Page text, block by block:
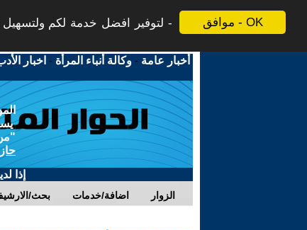
موافق - OK
لتوفير افضل خدمة لكم ولتسهيل
أخبار عامة -وكالة أنباء المرأة - اخبار
إذا
بحث/ اضافة/خدمات الزوار